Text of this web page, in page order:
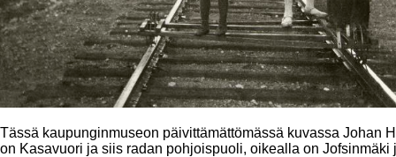
Tässä kaupunginmuseon päivittämättömässä kuvassa Johan
on Kasavuori ja siis radan pohjoispuoli, oikealla on